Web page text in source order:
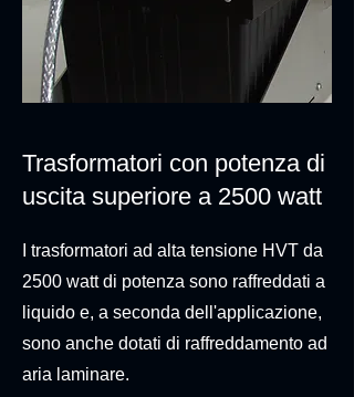
Trasformatori con potenza di
uscita superiore a 2500 watt
I trasformatori ad alta tensione HVT da
2500 watt di potenza sono raffreddati a
liquido e, a seconda dell'applicazione,
sono anche dotati di raffreddamento ad
aria laminare.